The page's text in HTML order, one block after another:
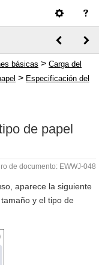
básicas > Carga del
> Especificación del
de papel
de documento: EWWJ-048
aparece la siguiente
y el tipo de